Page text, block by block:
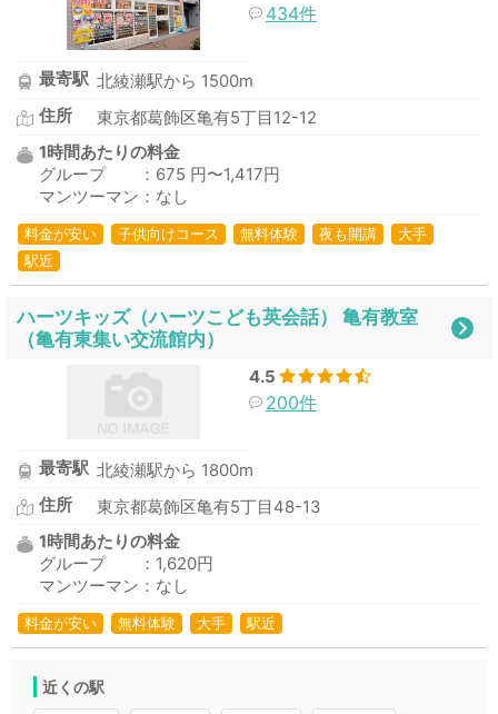
434件
最寄駅 北綾瀬駅から 1500m
住所
東京都葛飾区亀有5丁目12-12
1時間あたりの料金
グループ ：675 円〜1,417円
マンツーマン：なし
料金が安い 子供向けコース 無料体験 夜も開講
大手
駅近
ハーツキッズ（ハーツこども英会話） 亀有教室
（亀有東集い交流館内）
4.5
200件
最寄駅 北綾瀬駅から 1800m
住所
東京都葛飾区亀有5丁目48-13
1時間あたりの料金
グループ ：1,620円
マンツーマン：なし
料金が安い 無料体験 大手 駅近
近くの駅